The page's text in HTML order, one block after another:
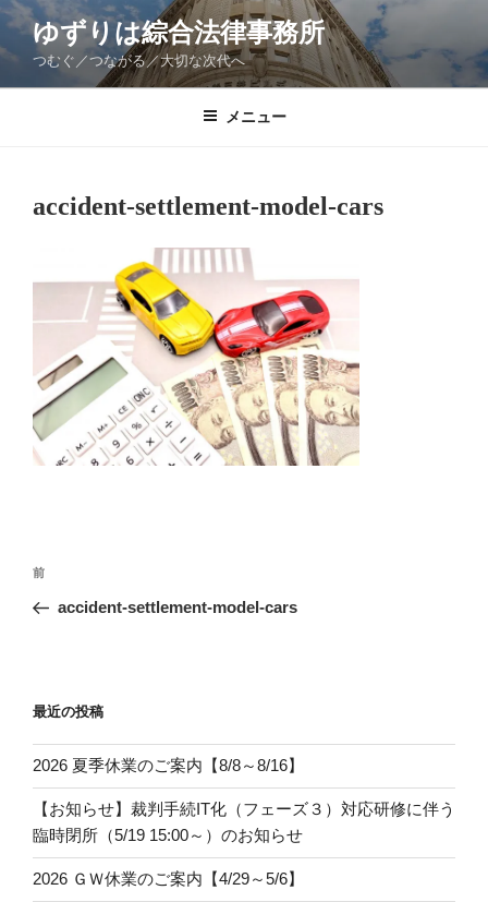
コ
ン
ゆずりは綜合法律事務所
つむぐ／つながる／大切な次代へ
メニュー
accident-settlement-model-cars
投
ナ
ー
シ
ョ
ン
過
去
前
accident-settlement-model-cars
最近の投稿
2026 夏季休業のご案内【8/8～8/16】
【お知らせ】裁判手続IT化（フェーズ３）対応研修に伴う
臨時閉所（5/19 15:00～）のお知らせ
2026 ＧＷ休業のご案内【4/29～5/6】